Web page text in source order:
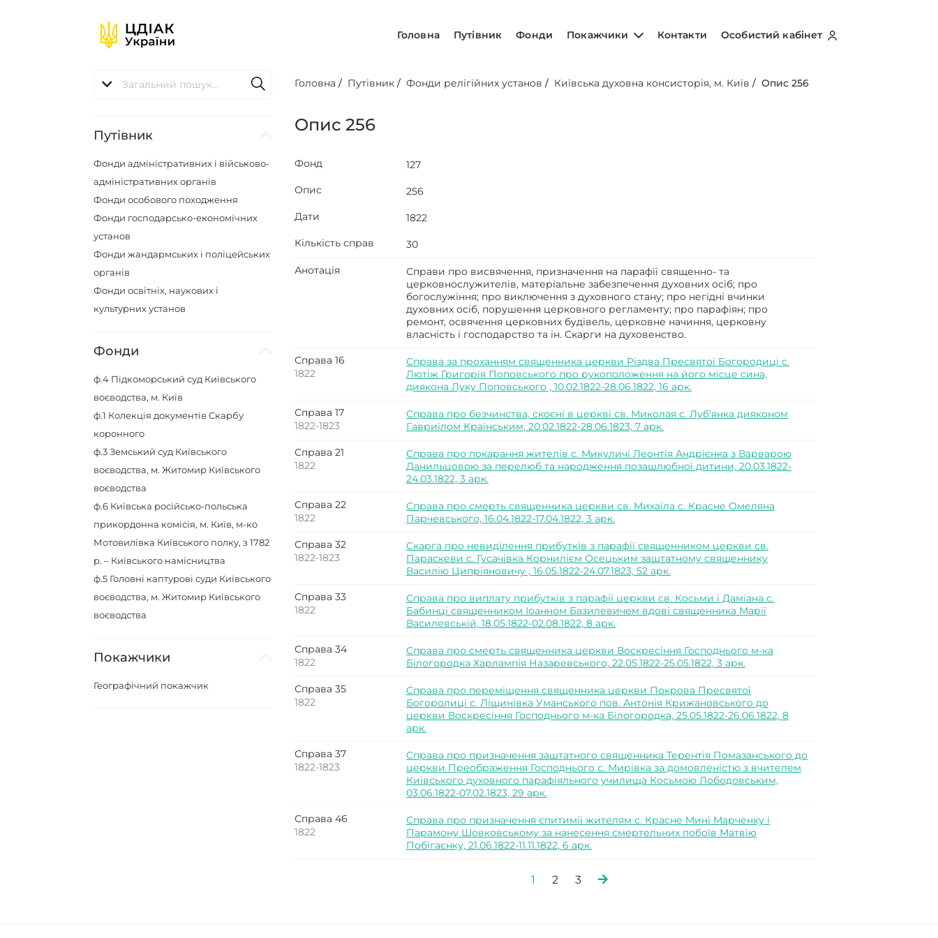
Головна Путівник Фонди Покажчики Контакти Особистий кабінет
Путівник
Фонди адміністративних і військово-
адміністративних органів
Фонди особового походження
Фонди господарсько-економічних
установ
Фонди жандармських і поліцейських
органів
Фонди освітніх, наукових і
культурних установ
Фонди
ф.4 Підкоморський суд Київського
воєводства, м. Київ
ф.1 Колекція документів Скарбу
коронного
ф.3Земський суд Київського
воєводства, м. Житомир Київського
воєводства
ф.6 Київська російсько-польська
прикордонна комісія, м. Київ, м-ко
Мотовилівка Київського полку, з 1782
р. – Київського намісництва
ф.5 Головні каптурові суди Київського
воєводства, м. Житомир Київського
воєводства
Покажчики
Географічний покажчик
Головна / Путівник /Фонди релігійних установ / Київська духовна консисторія, м. Київ /Опис 256
Опис 256
Фонд
127
Опис
256
Дати
1822
Кількість справ
30
Анотація
Справи про висвячення, призначення на парафії священно- та
церковнослужителів, матеріальне забезпечення духовних осіб; про
богослужіння; про виключення з духовного стану; про негідні вчинки
духовних осіб, порушення церковного регламенту; про парафіян; про
ремонт, освячення церковних будівель, церковне начиння, церковну
власність і господарство та ін. Скарги на духовенство.
Справа 16
1822
Справа за проханням священника церкви Різдва Пресвятої Богородиці с.
Лютіж Григорія Поповського про рукоположення на його місце сина,
диякона Луку Поповського , 10.02.1822-28.06.1822, 16 арк.
Справа 17
1822-1823
Справа про безчинства, скоєні в церкві св. Миколая с. Луб’янка дияконом
Гавриїлом Країнським, 20.02.1822-28.06.1823, 7 арк.
Справа 21
1822
Справа про покарання жителів с. Микуличі Леонтія Андрієнка з Варварою
Данильцовою за перелюб та народження позашлюбної дитини, 20.03.1822-
24.03.1822, 3 арк.
Справа 22
1822
Справа про смерть священника церкви св. Михаїла с. Красне Омеляна
Парчевського, 16.04.1822-17.04.1822, 3 арк.
Справа 32
1822-1823
Скарга про невиділення прибутків з парафії священником церкви св.
Параскеви с. Гусачівка Корнилієм Осецьким заштатному священнику
Василію Ципріяновичу , 16.05.1822-24.07.1823, 52 арк.
Справа 33
1822
Справа про виплату прибутків з парафії церкви св. Косьми і Даміана с.
Бабинці священником Іоанном Базилевичем вдові священника Марії
Василевській, 18.05.1822-02.08.1822, 8 арк.
Справа 34
1822
Справа про смерть священника церкви Воскресіння Господнього м-ка
Білогородка Харлампія Назаревського, 22.05.1822-25.05.1822, 3 арк.
Справа 35
1822
Справа про переміщення священника церкви Покрова Пресвятої
Богоролиці с. Ліщинівка Уманського пов. Антонія Крижановського до
церкви Воскресіння Господнього м-ка Білогородка, 25.05.1822-26.06.1822, 8
арк.
Справа 37
1822-1823
Справа про призначення заштатного священника Терентія Помазанського до
церкви Преображення Господнього с. Мирівка за домовленістю з вчителем
Київського духовного парафіяльного училища Косьмою Лободовським,
03.06.1822-07.02.1823, 29 арк.
Справа 46
1822
Справа про призначення єпитимії жителям с. Красне Мині Марченку і
Парамону Шовковському за нанесення смертельних побоїв Матвію
Побігаєнку, 21.06.1822-11.11.1822, 6 арк.
1 2 3